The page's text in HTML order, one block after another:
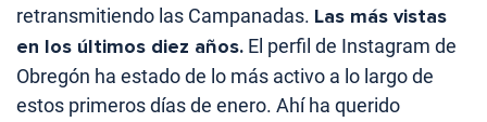
retransmitiendo las Campanadas. Las más vistas
en los últimos diez años. El perfil de Instagram de
Obregón ha estado de lo más activo a lo largo de
estos primeros días de enero. Ahí ha querido